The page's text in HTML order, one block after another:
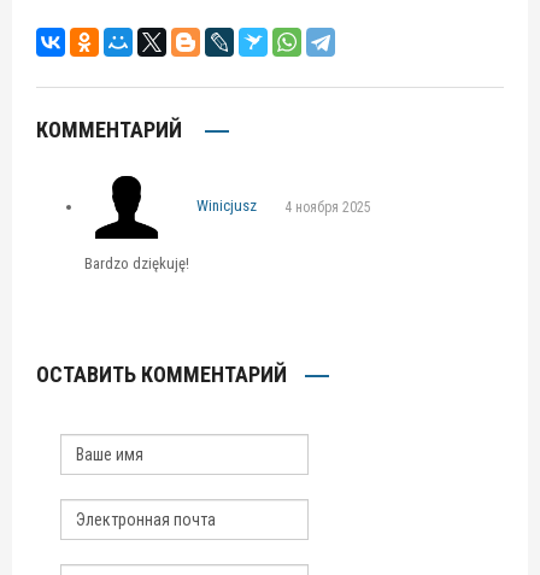
КОММЕНТАРИЙ
Winicjusz 4 ноября 2025
Bardzo dziękuję!
ОСТАВИТЬ КОММЕНТАРИЙ